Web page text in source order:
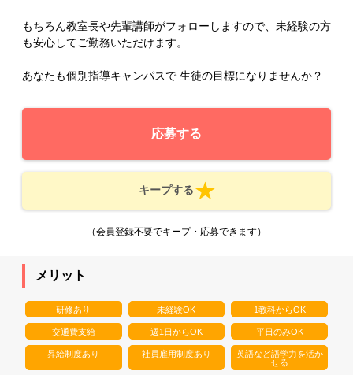
もちろん教室長や先輩講師がフォローしますので、未経験の方
も安心してご勤務いただけます。
あなたも個別指導キャンパスで 生徒の目標になりませんか？
応募する
キープする
（会員登録不要でキープ・応募できます）
メリット
研修あり 未経験OK 1教科からOK
交通費支給 週1日からOK 平日のみOK
昇給制度あり 社員雇用制度あり
英語など語学力を活か
せる